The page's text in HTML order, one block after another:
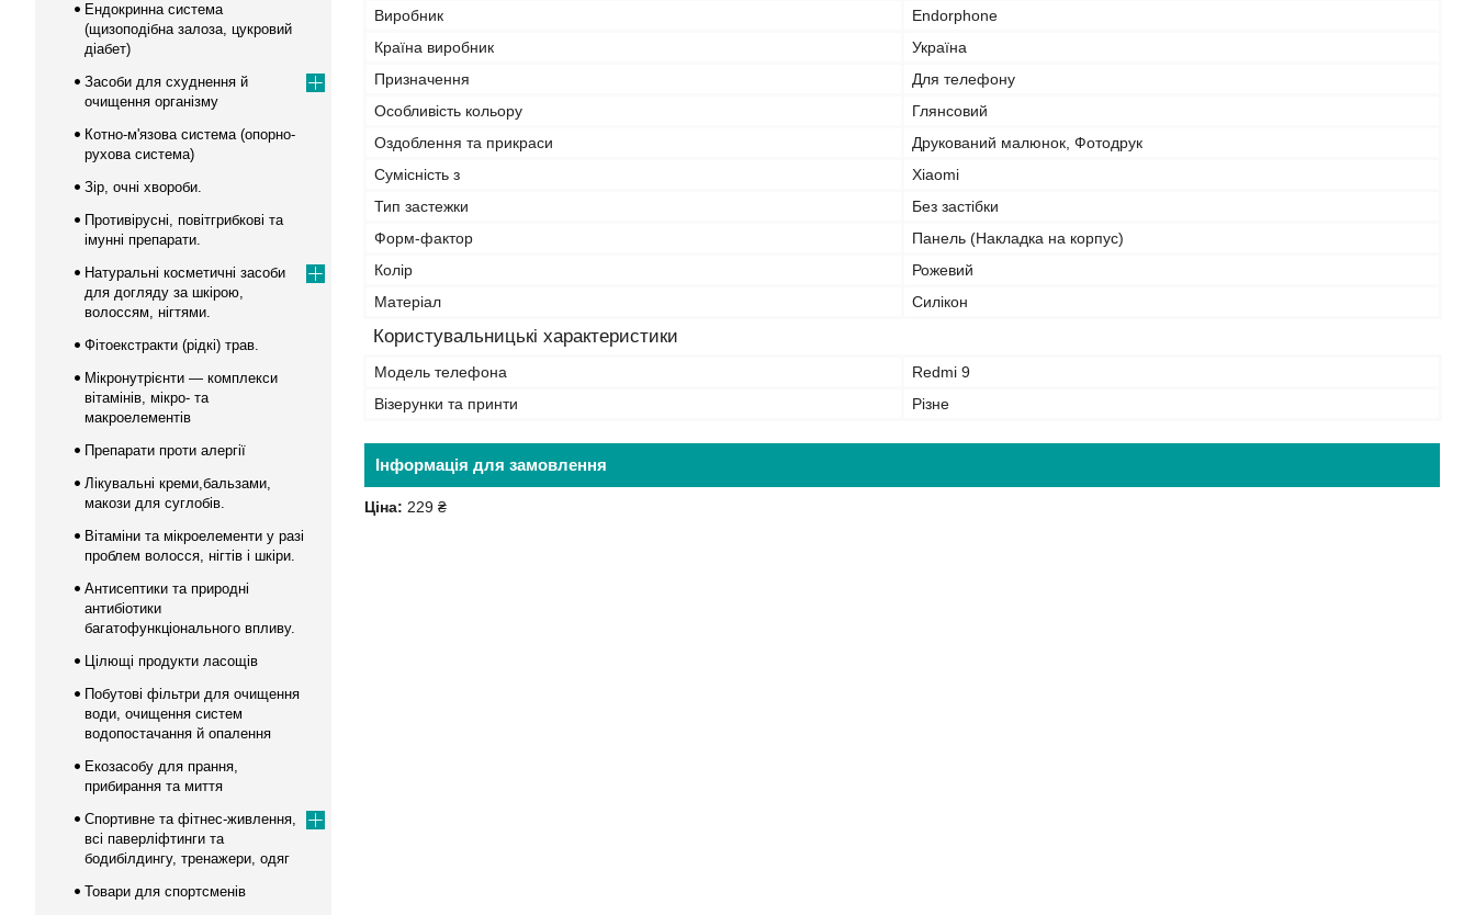
Виробник
Endorphone
Країна виробник
Україна
Призначення
Для телефону
Особливість кольору
Глянсовий
Оздоблення та прикраси
Друкований малюнок, Фотодрук
Сумісність з
Xiaomi
Тип застежки
Без застібки
Форм-фактор
Панель (Накладка на корпус)
Колір
Рожевий
Матеріал
Силікон
Користувальницькі характеристики
Модель телефона
Redmi 9
Візерунки та принти
Різне
Інформація для замовлення
Ціна: 229 ₴
Ендокринна система
(щизоподібна залоза, цукровий
діабет)
Засоби для схуднення й
очищення організму
Котно-м'язова система (опорно-
рухова система)
Зір, очні хвороби.
Противірусні, повітгрибкові та
імунні препарати.
Натуральні косметичні засоби
для догляду за шкірою,
волоссям, нігтями.
Фітоекстракти (рідкі) трав.
Мікронутрієнти — комплекси
вітамінів, мікро- та
макроелементів
Препарати проти алергії
Лікувальні креми,бальзами,
макози для суглобів.
Вітаміни та мікроелементи у разі
проблем волосся, нігтів і шкіри.
Антисептики та природні
антибіотики
багатофункціонального впливу.
Цілющі продукти ласощів
Побутові фільтри для очищення
води, очищення систем
водопостачання й опалення
Екозасобу для прання,
прибирання та миття
Спортивне та фітнес-живлення,
всі паверліфтинги та
бодибілдингу, тренажери, одяг
Товари для спортсменів